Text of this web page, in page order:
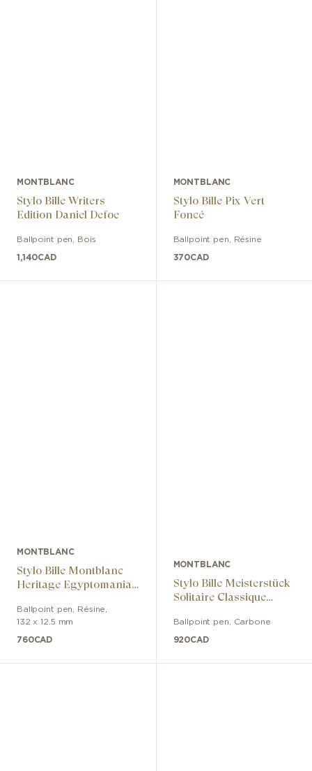
MONTBLANC
Stylo Bille Writers
Edition Daniel Defoe
Ballpoint pen Bois
1,140CAD
MONTBLANC
Stylo Bille Pix Vert
Foncé
Ballpoint pen Résine
370CAD
MONTBLANC
Stylo Bille Montblanc
Heritage Egyptomania
Ballpoint pen, Résine,
132 x 12.5 mm
760CAD
MONTBLANC
Stylo Bille Meisterstück
Solitaire Classique
Ballpoint pen, Carbone
920CAD